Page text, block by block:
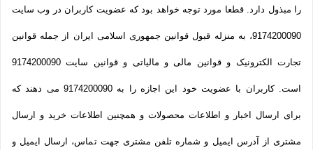
را مبذول دارد. قطعا مورد توجه خواهد بود که عضویت کاربران در وب سایت
9174200090، به منزله قبول قوانین جمهوری اسلامی ایران از جمله قوانین
تجارت الکترونیک و قوانین مالی و مالیاتی و قوانین سایت 9174200090
است. کاربران با عضویت خود این اجازه را به 9174200090 می دهند که
برای ارسال اخبار و اطلاعات محصولات و همچنین اطلاعات خرید و ارسال
مشتری از آدرس ایمیل و شماره تلفن مشتری جهت تماس، ارسال ایمیل و